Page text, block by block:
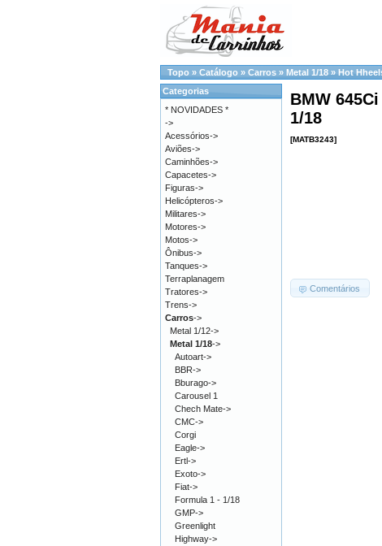
Topo » Catálogo » Carros » Metal 1/18 » Hot
BMW
1/18
[MATB3243]
Comentários
Categorias
* NOVIDADES *
->
Acessórios->
Aviões->
Caminhões->
Capacetes->
Figuras->
Helicópteros->
Militares->
Motores->
Motos->
Ônibus->
Tanques->
Terraplanagem
Tratores->
Trens->
Carros->
Metal 1/12->
Metal 1/18->
Autoart->
BBR->
Bburago->
Carousel 1
Chech Mate->
CMC->
Corgi
Eagle->
Ertl->
Exoto->
Fiat->
Formula 1 - 1/18
GMP->
Greenlight
Highway->